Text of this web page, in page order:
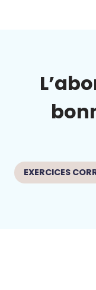
EXERCICES